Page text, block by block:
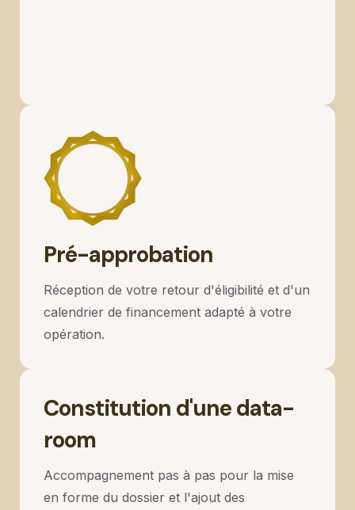
Pré-approbation
Réception de votre retour d'éligibilité et d'un
calendrier de financement adapté à votre
opération.
Constitution d'une data-
room
Accompagnement pas à pas pour la mise
en forme du dossier et l'ajout des